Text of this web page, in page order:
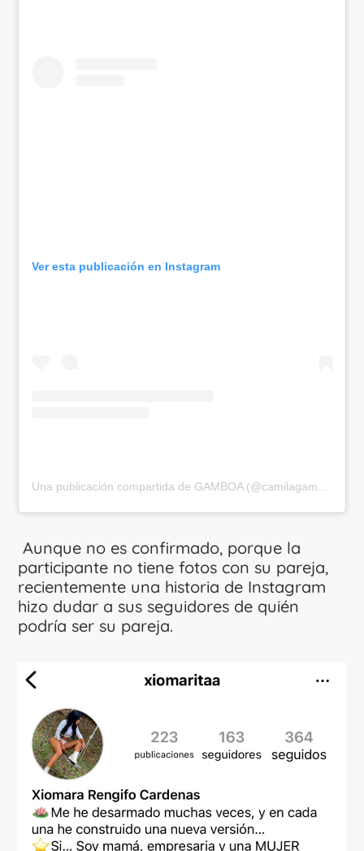
Ver esta publicación en Instagram
Aunque no es confirmado, porque la
participante no tiene fotos con su pareja,
recientemente una historia de Instagram
hizo dudar a sus seguidores de quién
podría ser su pareja.